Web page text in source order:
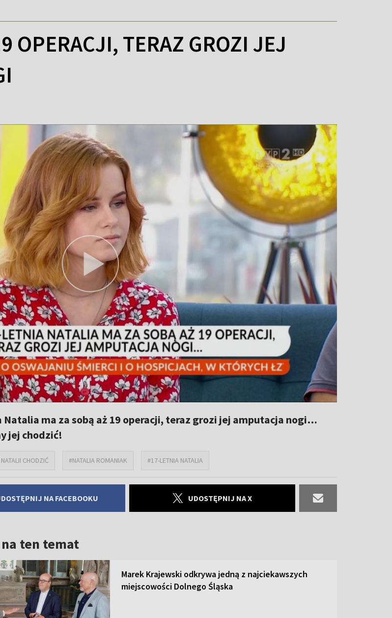
OPERACJI, TERAZ GROZI JEJ
Natalia ma za sobą aż 19 operacji, teraz grozi jej amputacja nogi…
jej chodzić!
CHODZIĆ #NATALIA ROMANIAK #17-LETNIA NATALIA
NA FACEBOOKU UDOSTĘPNIJ NA X
ten temat
Marek Krajewski odkrywa jedną z najciekawszych
miejscowości Dolnego Śląska